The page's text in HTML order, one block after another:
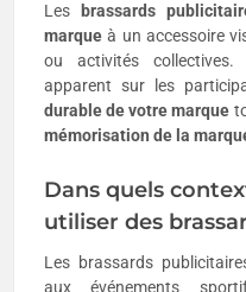
Les brassards
marque à un accessoire
ou activités
apparent sur les
durable de votre marque
mémorisation de la
Dans quels
utiliser des
Les brassards
aux événements